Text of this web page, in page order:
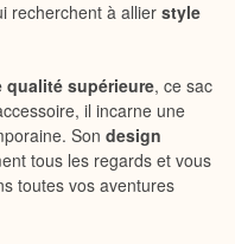
recherchent à allierstyle
qualité supérieure, ce sac
il incarne une
Son design
tous les regards et vous
toutes vos aventures